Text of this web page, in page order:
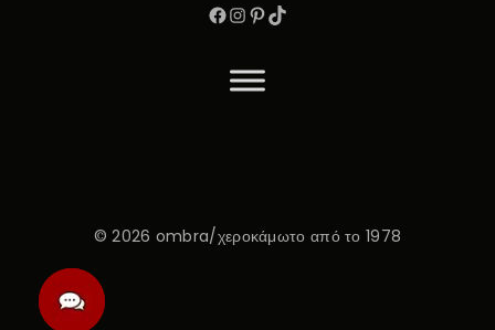
© 2026 ombra/χεροκάμωτο από το 1978